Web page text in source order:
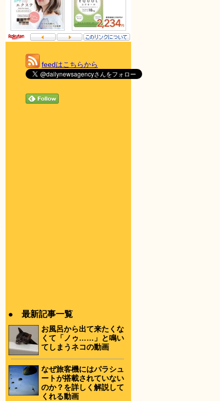
feedはこちらから
● 最新記事一覧
お風呂から出て来たくな
くて「ノゥ……」と鳴い
てしまうネコの動画
なぜ旅客機にはパラシュ
ートが搭載されていない
のか？を詳しく解説して
くれる動画